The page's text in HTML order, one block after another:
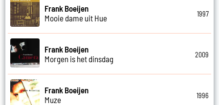
Frank Boeijen
Mooie dame uit Hue
1997
Frank Boeijen
Morgen is het dinsdag
2009
Frank Boeijen
Muze
1996